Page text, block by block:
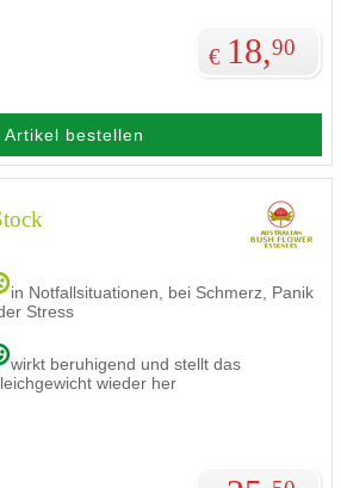
€ 18,90
Artikel bestellen
in Notfallsituationen, bei Schmerz, Panik
Stress
wirkt beruhigend und stellt das
wieder her